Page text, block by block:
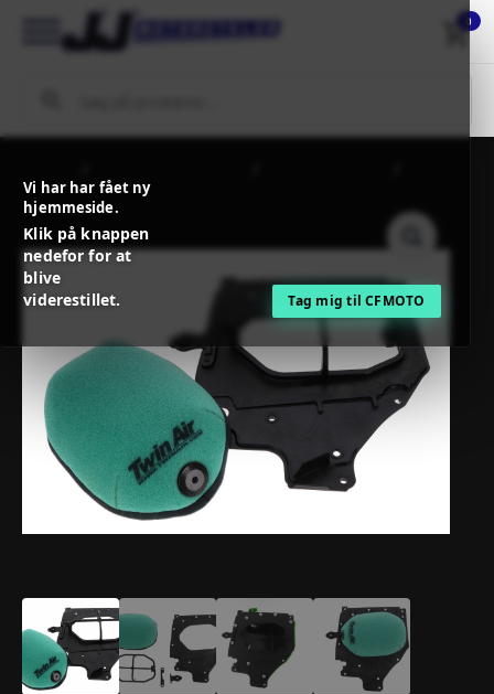
Vi har har fået ny
hjemmeside.
Klik på knappen
nedefor for at
blive
viderestillet.
Tag mig til CFMOTO
0
POWERFLOW KIT KX450’24